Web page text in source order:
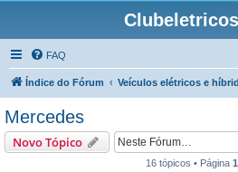
FAQ
Índice do Fórum Veículos elétricos e
Mercedes
Novo Tópico
16 tópicos • Página 1